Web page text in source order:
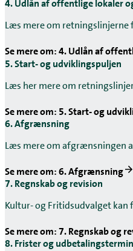
4. Udlån af offentlige lokaler
Læs mere om
Se mere om: 4. Udlån af
5. Start- og udviklingspuljen
Læs her mere om
Se mere om: 5. Start- og
6. Afgrænsning
Læs mere om afgrænsningen
Se mere om: 6. Afgrænsning
7. Regnskab og revision
Kultur- og Fritidsudvalget
Se mere om: 7. Regnskab og
8. Frister og